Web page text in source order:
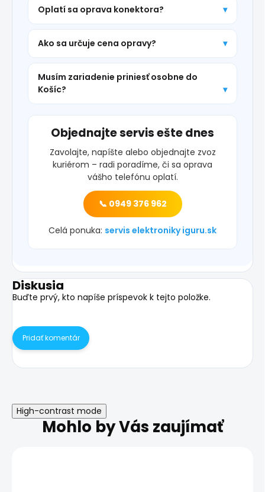
Oplatí sa oprava konektora?
Ako sa určuje cena opravy?
Musím zariadenie priniesť osobne do
Košíc?
Objednajte servis ešte dnes
Zavolajte, napíšte alebo objednajte zvoz
kuriérom – radi poradíme, či sa oprava
vášho telefónu oplatí.
📞 0949 376 962
Celá ponuka: servis elektroniky iguru.sk
Diskusia
Buďte prvý, kto napíše príspevok k tejto položke.
Pridať komentár
High-contrast mode
Mohlo by Vás zaujímať